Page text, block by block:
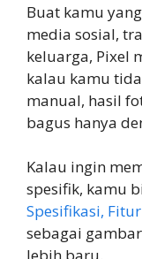
Buat kamu
media sosial,
keluarga, Pixel
kalau kamu
manual, hasil
bagus hanya
Kalau ingin
spesifik, kamu
Spesifikasi,
sebagai